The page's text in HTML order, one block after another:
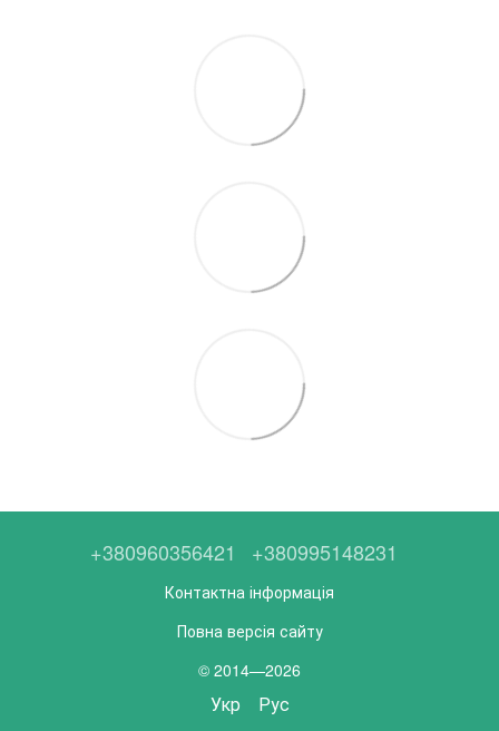
+380960356421 +380995148231
Контактна інформація
Повна версія сайту
© 2014—2026
Укр Рус